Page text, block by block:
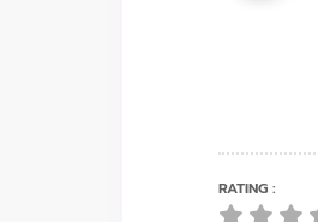
RATING :